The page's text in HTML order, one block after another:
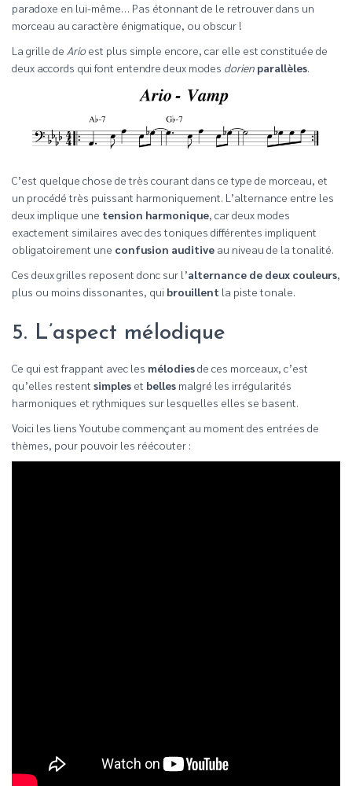
paradoxe en lui-même… Pas étonnant de le retrouver dans un
morceau au caractère énigmatique, ou obscur !
La grille de Arioest plus simple encore, car elle est constituée de
deux accords qui font entendre deux modes dorien parallèles.
C’est quelque chose de très courant dans ce type de morceau, et
un procédé très puissant harmoniquement. L’alternance entre les
deux implique une tension harmonique, car deux modes
exactement similaires avec des toniques différentes impliquent
obligatoirement une confusion auditive au niveau de la tonalité.
Ces deux grilles reposent donc sur l’alternance de deux couleurs,
plus ou moins dissonantes, qui brouillent la piste tonale.
5. L’aspect mélodique
Ce qui est frappant avec les mélodiesde ces morceaux, c’est
qu’elles restent simples et belles malgré les irrégularités
harmoniques et rythmiques sur lesquelles elles se basent.
Voici les liens Youtube commençant au moment des entrées de
thèmes, pour pouvoir les réécouter :